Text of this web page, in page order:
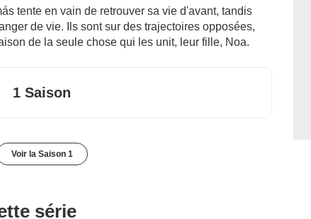
tente en vain de retrouver sa vie d'avant, tandis
de vie. Ils sont sur des trajectoires opposées,
de la seule chose qui les unit, leur fille, Noa.
1 Saison
Voir la Saison 1
série